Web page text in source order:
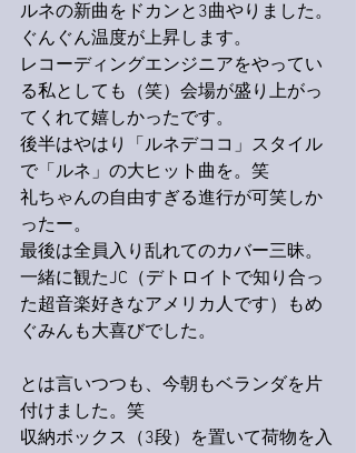
ルネの新曲をドカンと3曲やりました。
ぐんぐん温度が上昇します。
レコーディングエンジニアをやってい
る私としても（笑）会場が盛り上がっ
てくれて嬉しかったです。
後半はやはり「ルネデココ」スタイル
で「ルネ」の大ヒット曲を。笑
礼ちゃんの自由すぎる進行が可笑しか
ったー。
最後は全員入り乱れてのカバー三昧。
一緒に観たJC（デトロイトで知り合っ
た超音楽好きなアメリカ人です）もめ
ぐみんも大喜びでした。
とは言いつつも、今朝もベランダを片
付けました。笑
収納ボックス（3段）を置いて荷物を入